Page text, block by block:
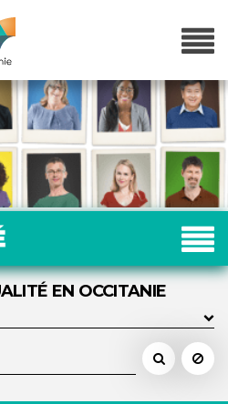
EN OCCITANIE